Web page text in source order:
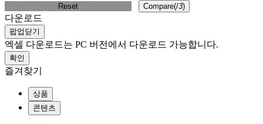
Reset Compare(/3)
다운로드
팝업닫기
엑셀 다운로드는 PC 버전에서 다운로드 가능합니다.
확인
즐겨찾기
상품
콘텐츠